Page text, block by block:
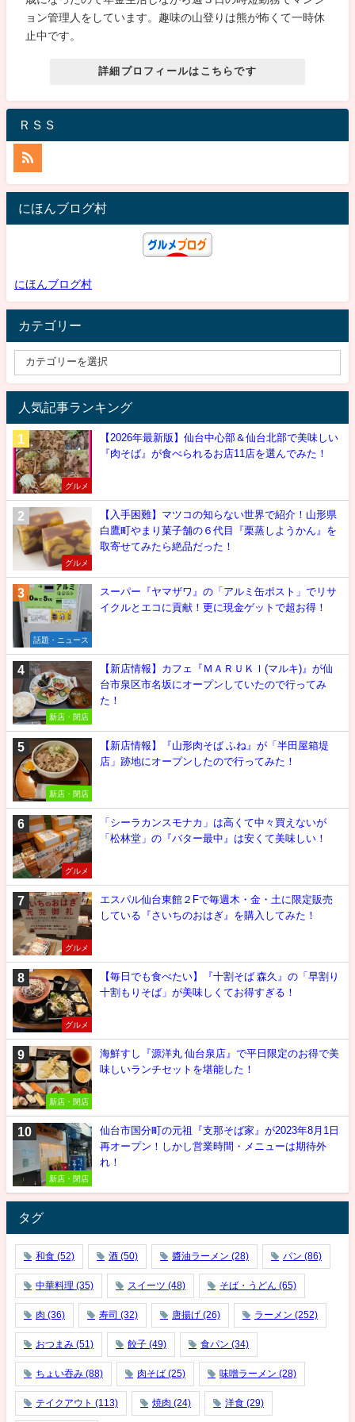
ョン管理人をしています。趣味の山登りは熊が怖くて一時休
止中です。
詳細プロフィールはこちらです
ＲＳＳ
にほんブログ村
にほんブログ村
カテゴリー
人気記事ランキング
グルメ
【2026年最新版】仙台中心部＆仙台北部で美味しい
『肉そば』が食べられるお店11店を選んでみた！
グルメ
【入手困難】マツコの知らない世界で紹介！山形県
白鷹町やまり菓子舗の６代目『栗蒸しようかん』を
取寄せてみたら絶品だった！
話題・ニュース
スーパー『ヤマザワ』の「アルミ缶ポスト」でリサ
イクルとエコに貢献！更に現金ゲットで超お得！
新店・閉店
【新店情報】カフェ『ＭＡＲＵＫＩ(マルキ)』が仙
台市泉区市名坂にオープンしていたので行ってみ
た！
新店・閉店
【新店情報】『山形肉そば ふね』が「半田屋箱堤
店」跡地にオープンしたので行ってみた！
グルメ
「シーラカンスモナカ」は高くて中々買えないが
「松林堂」の『バター最中』は安くて美味しい！
グルメ
エスパル仙台東館２Fで毎週木・金・土に限定販売
している『さいちのおはぎ』を購入してみた！
グルメ
【毎日でも食べたい】『十割そば 森久』の「早割り
十割もりそば」が美味しくてお得すぎる！
新店・閉店
海鮮すし『源洋丸 仙台泉店』で平日限定のお得で美
味しいランチセットを堪能した！
新店・閉店
仙台市国分町の元祖『支那そば家』が2023年8月1日
再オープン！しかし営業時間・メニューは期待外
れ！
タグ
和食 (52) 酒 (50) 醬油ラーメン (28) パン (86)
中華料理 (35) スイーツ (48) そば・うどん (65)
肉 (36) 寿司 (32) 唐揚げ (26) ラーメン (252)
おつまみ (51) 餃子 (49) 食パン (34)
ちょい吞み (88) 肉そば (25) 味噌ラーメン (28)
テイクアウト (113) 焼肉 (24) 洋食 (29)